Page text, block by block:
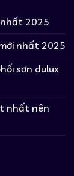
nhất 2025
nhất 2025
sơn dulux
nhất nên